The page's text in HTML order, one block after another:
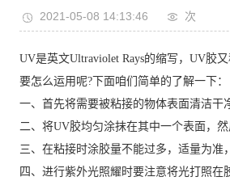
2021-05-08 14:13:46 次
UV是英文Ultraviolet Rays的缩写，UV胶
要怎么运用呢?下面咱们简单的了解一下：
一、首先将需要被粘接的物体表面清洁干
二、将UV胶均匀涂抹在其中一个表面，
三、在粘接时涂胶量不能过多，适量为准
四、进行紫外光照耀时要注意将光打照在